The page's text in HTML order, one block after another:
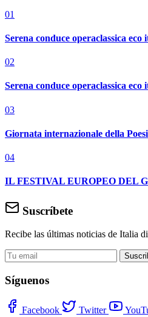
01
Serena conduce operaclassica eco
02
Serena conduce operaclassica eco
03
Giornata internazionale della
04
IL FESTIVAL EUROPEO DEL
Suscríbete
Recibe las últimas noticias de Italia
Síguenos
Facebook Twitter